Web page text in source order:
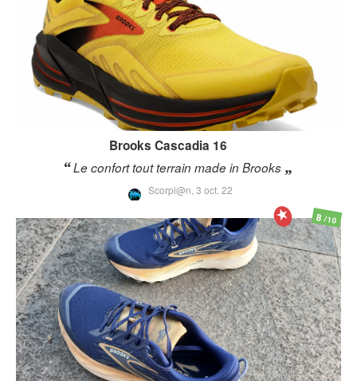
Brooks Cascadia 16
Le confort tout terrain made in Brooks
Scorpi@n, 3 oct. 22
8/10